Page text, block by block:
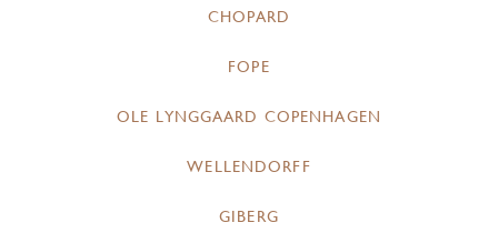
CHOPARD
FOPE
OLE LYNGGAARD COPENHAGEN
WELLENDORFF
GIBERG